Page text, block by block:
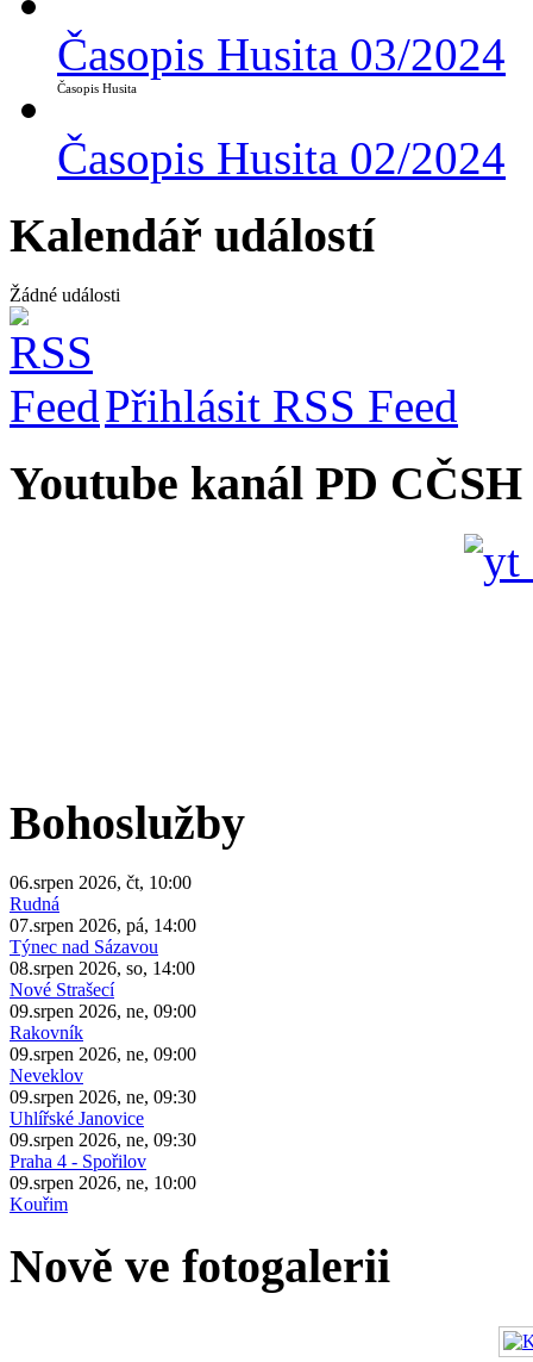
Časopis Husita 03/2024
Časopis Husita
Časopis Husita 02/2024
Kalendář událostí
Žádné události
Přihlásit RSS Feed
Youtube kanál PD CČSH
Bohoslužby
06.srpen 2026, čt, 10:00
Rudná
07.srpen 2026, pá, 14:00
Týnec nad Sázavou
08.srpen 2026, so, 14:00
Nové Strašecí
09.srpen 2026, ne, 09:00
Rakovník
09.srpen 2026, ne, 09:00
Neveklov
09.srpen 2026, ne, 09:30
Uhlířské Janovice
09.srpen 2026, ne, 09:30
Praha 4 - Spořilov
09.srpen 2026, ne, 10:00
Kouřim
Nově ve fotogalerii